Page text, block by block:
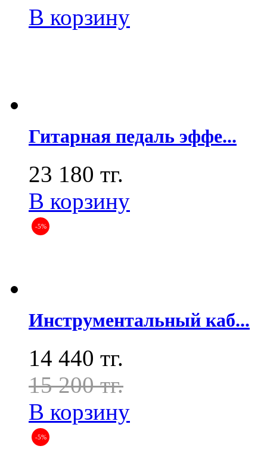
В корзину
Гитарная педаль эффе...
23 180 тг.
В корзину
-5%
Инструментальный каб...
14 440 тг.
15 200 тг.
В корзину
-5%